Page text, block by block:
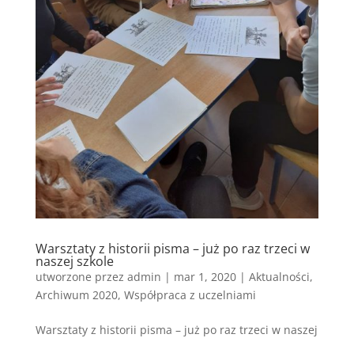
Warsztaty z historii pisma – już po raz trzeci w
naszej szkole
utworzone przez admin | mar 1, 2020| Aktualności,
Archiwum 2020, Współpraca z uczelniami
Warsztaty z historii pisma – już po raz trzeci w naszej